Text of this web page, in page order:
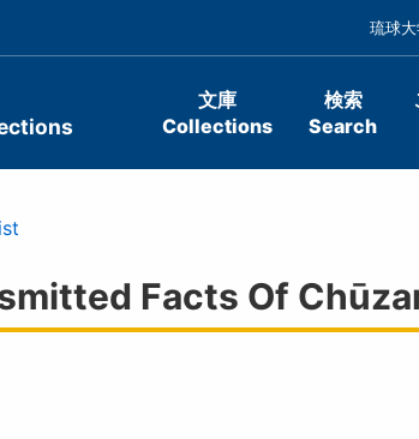
琉球
文庫
Collections
検索
Search
Facts Of